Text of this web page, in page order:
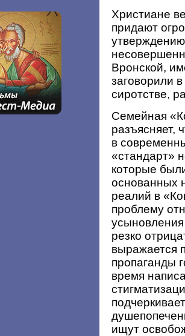
Христиане
придают
Вронской,
заговорили
сиротстве,
Семейная
разъясняет,
в
«стандарт»
которые
основанных
реалий в
проблему
резко
выражается
пропаганды
время
ищут